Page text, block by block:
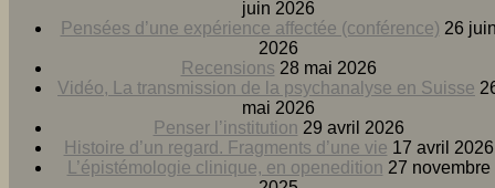
juin 2026
Pensées d’une expérience affectée (conférence) 26
2026
Recensions 28 mai 2026
Vidéo, La transmission de la psychanalyse en Suisse
mai 2026
Penser l’institution 29 avril 2026
Histoire d’un regard. Fragments d’une vie 17 avril 2026
L’épistémologie clinique, en openedition 27 novembre